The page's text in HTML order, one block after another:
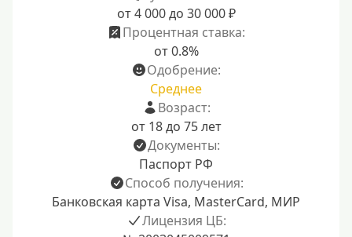
от 4 000 до 30 000 ₽
Процентная ставка:
от 0.8%
Одобрение:
Среднее
Возраст:
от 18 до 75 лет
Документы:
Паспорт РФ
Способ получения:
Банковская карта Visa, MasterCard, МИР
Лицензия ЦБ: